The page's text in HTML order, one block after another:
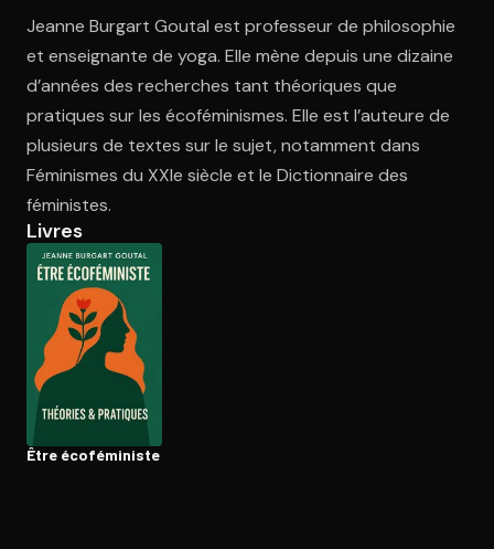
Ouvre l'app Appareil photo, pointe sur le code. C'est gratuit à
Jeanne Burgart Goutal est professeur de philosophie
et enseignante de yoga. Elle mène depuis une dizaine
d’années des recherches tant théoriques que
pratiques sur les écoféminismes. Elle est l’auteure de
plusieurs de textes sur le sujet, notamment dans
Féminismes du XXIe siècle et le Dictionnaire des
féministes.
Livres
Être éco­fé­mi­niste